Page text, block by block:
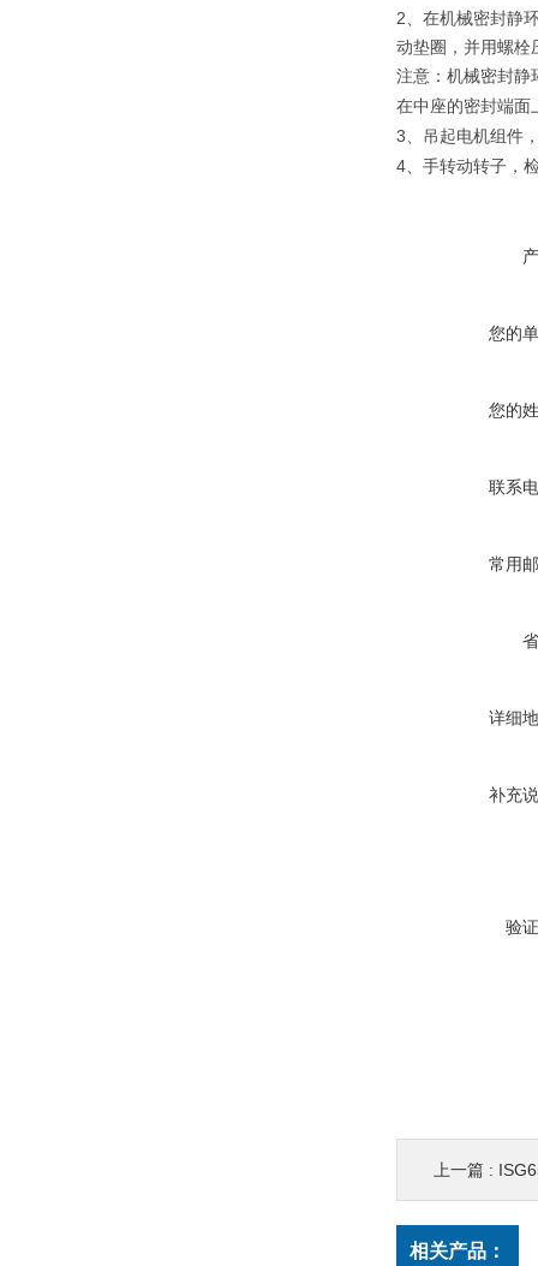
2、在机械密封静
动垫圈，并用螺栓
注意：机械密封静
在中座的密封端面
3、吊起电机组件
4、手转动转子，
您的
您的
联系
常用
详细
补充
验
上一篇 :
相关产品：